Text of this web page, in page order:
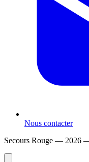
Nous contacter
Secours Rouge — 2026